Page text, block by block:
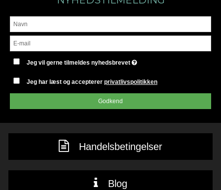
Jeg vil gerne tilmeldes nyhedsbrevet
Jeg har læst og acceptererprivatlivspolitikken
Godkend
Handelsbetingelser
Blog